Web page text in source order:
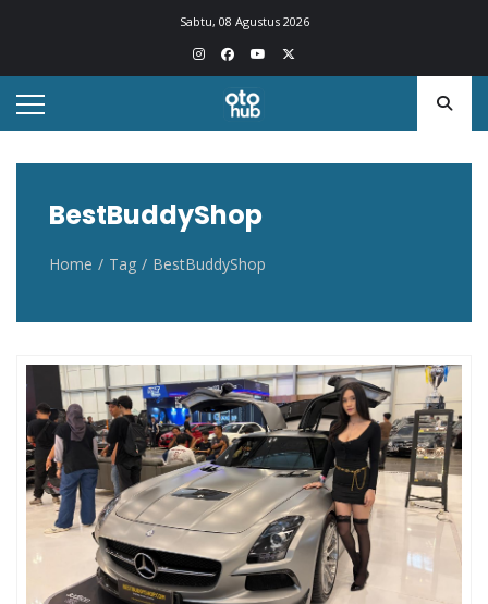
Sabtu, 08 Agustus 2026
Otohub.co
Portal berita otomotif Indonesia terkini
BestBuddyShop
Home Tag BestBuddyShop